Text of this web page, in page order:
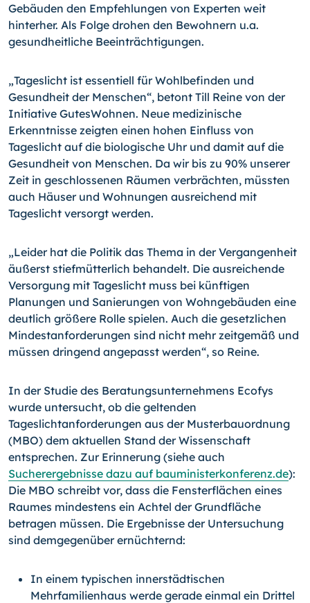
Gebäuden den Empfehlungen von Experten weit
hinterher. Als Folge drohen den Bewohnern u.a.
gesundheitliche Beeinträchtigungen.
„Tageslicht ist essentiell für Wohlbefinden und
Gesundheit der Menschen“, betont Till Reine von der
Initiative GutesWohnen. Neue medizinische
Erkenntnisse zeigten einen hohen Einfluss von
Tageslicht auf die biologische Uhr und damit auf die
Gesundheit von Menschen. Da wir bis zu 90% unserer
Zeit in geschlossenen Räumen verbrächten, müssten
auch Häuser und Wohnungen ausreichend mit
Tageslicht versorgt werden.
„Leider hat die Politik das Thema in der Vergangenheit
äußerst stiefmütterlich behandelt. Die ausreichende
Versorgung mit Tageslicht muss bei künftigen
Planungen und Sanierungen von Wohngebäuden eine
deutlich größere Rolle spielen. Auch die gesetzlichen
Mindestanforderungen sind nicht mehr zeitgemäß und
müssen dringend angepasst werden“, so Reine.
In der Studie des Beratungsunternehmens Ecofys
wurde untersucht, ob die geltenden
Tageslichtanforderungen aus der Musterbauordnung
(MBO) dem aktuellen Stand der Wissenschaft
entsprechen. Zur Erinnerung (siehe auch
Sucherergebnisse dazu auf bauministerkonferenz.de):
Die MBO schreibt vor, dass die Fensterflächen eines
Raumes mindestens ein Achtel der Grundfläche
betragen müssen. Die Ergebnisse der Untersuchung
sind demgegenüber ernüchternd:
In einem typischen innerstädtischen
Mehrfamilienhaus werde gerade einmal ein Drittel